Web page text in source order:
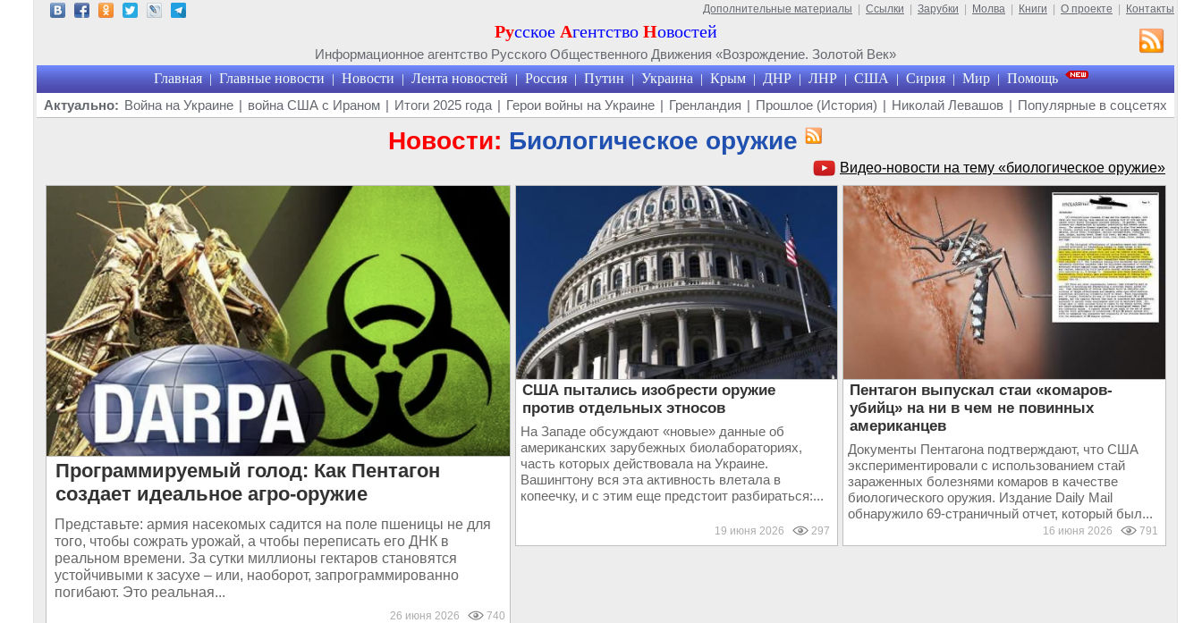
Дополнительные материалы Ссылки Зарубки Молва Книги О проекте Контакты
Русское Агентство Новостей
Информационное агентство Русского Общественного Движения «Возрождение. Золотой Век»
Главная | Главные новости | Новости | Лента новостей | Россия | Путин | Украина | Крым | ДНР | ЛНР | США | Сирия | Мир | Помощь
Актуально: Война на Украине | война США с Ираном | Итоги 2025 года | Герои войны на Украине | Гренландия | Прошлое (История) | Николай Левашов | Популярные в соцсетях
Новости: Биологическое оружие
Видео-новости на тему «биологическое оружие»
Программируемый голод: Как Пентагон
создает идеальное агро-оружие
Представьте: армия насекомых садится на поле пшеницы не для
того, чтобы сожрать урожай, а чтобы переписать его ДНК в
реальном времени. За сутки миллионы гектаров становятся
устойчивыми к засухе – или, наоборот, запрограммированно
погибают. Это реальная...
26 июня 2026 740
США пытались изобрести оружие
против отдельных этносов
На Западе обсуждают «новые» данные об
американских зарубежных биолабораториях,
часть которых действовала на Украине.
Вашингтону вся эта активность влетала в
копеечку, и с этим еще предстоит разбираться:...
19 июня 2026 297
Пентагон выпускал стаи «комаров-
убийц» на ни в чем не повинных
американцев
Документы Пентагона подтверждают, что США
экспериментировали с использованием стай
зараженных болезнями комаров в качестве
биологического оружия. Издание Daily Mail
обнаружило 69-страничный отчет, который был...
16 июня 2026 791